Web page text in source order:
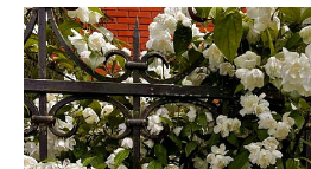
улетают со стола первыми, а гости
отметила Ольга. – Несмотря на это
уже полны огурцов. Запаситесь
кетчупом и попробуйте наш
его «Бомбяо». Первое, советует
воде на 2-3 часа. Тщательно моем и
литровой банки кладём листья
лист, перец горошком. Для маринада